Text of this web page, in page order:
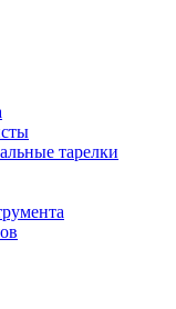
тарелки